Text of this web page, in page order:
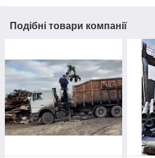
Подібні товари компанії